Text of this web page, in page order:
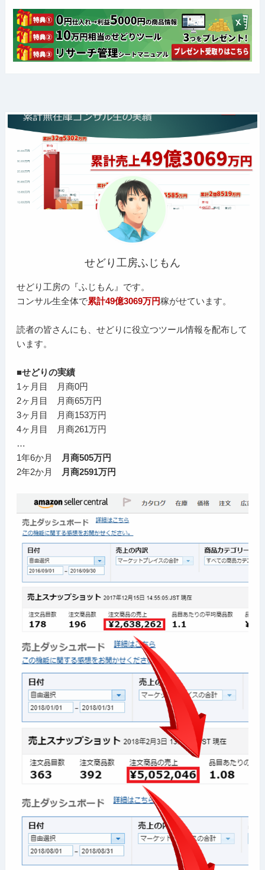
せどり工房ふじもん
せどり工房の『ふじもん』です。
コンサル生全体で累計49億3069万円稼がせています。
読者の皆さんにも、せどりに役立つツール情報を配布して
います。
■せどりの実績
1ヶ月目 月商0円
2ヶ月目 月商65万円
3ヶ月目 月商153万円
4ヶ月目 月商261万円
…
1年6か月
月商505万円
2年2か月
月商2591万円